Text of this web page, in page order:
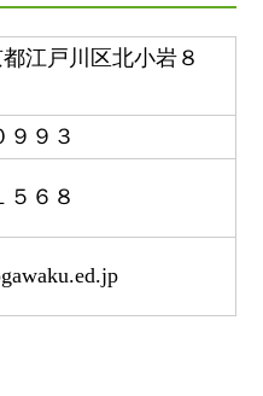
江戸川区北小岩８
９９３
５６８